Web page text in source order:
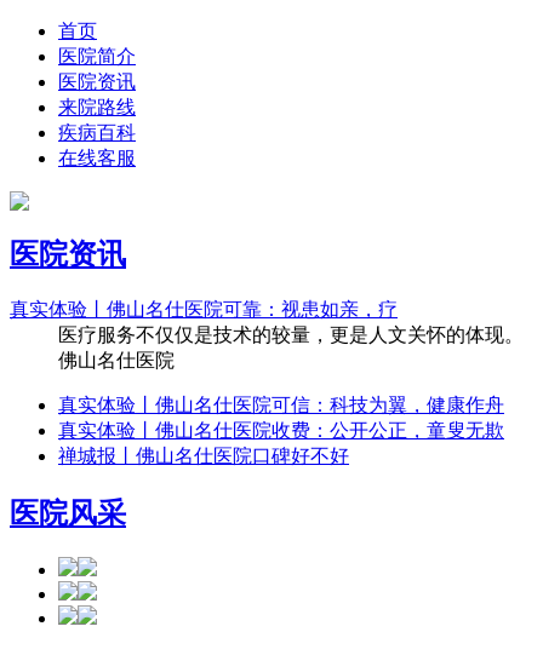
首页
医院简介
医院资讯
来院路线
疾病百科
在线客服
医院资讯
真实体验丨佛山名仕医院可靠：视患如亲，疗
医疗服务不仅仅是技术的较量，更是人文关怀的体现。
佛山名仕医院
真实体验丨佛山名仕医院可信：科技为翼，健康作舟
真实体验丨佛山名仕医院收费：公开公正，童叟无欺
禅城报丨佛山名仕医院口碑好不好
医院风采